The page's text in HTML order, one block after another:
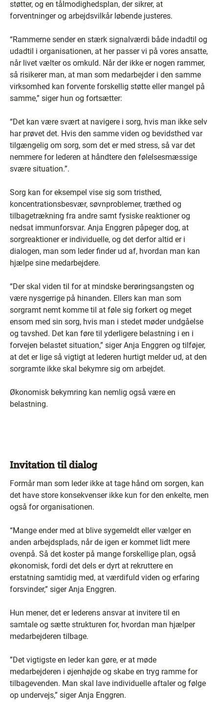
støtter, og en tålmodighedsplan, der sikrer, at
forventninger og arbejdsvilkår løbende justeres.
“Rammerne sender en stærk signalværdi både indadtil og
udadtil i organisationen, at her passer vi på vores ansatte,
når livet vælter os omkuld. Når der ikke er nogen rammer,
så risikerer man, at man som medarbejder i den samme
virksomhed kan forvente forskellig støtte eller mangel på
samme,” siger hun og fortsætter:
“Det kan være svært at navigere i sorg, hvis man ikke selv
har prøvet det. Hvis den samme viden og bevidsthed var
tilgængelig om sorg, som det er med stress, så var det
nemmere for lederen at håndtere den følelsesmæssige
svære situation.”.
Sorg kan for eksempel vise sig som tristhed,
koncentrationsbesvær, søvnproblemer, træthed og
tilbagetrækning fra andre samt fysiske reaktioner og
nedsat immunforsvar. Anja Enggren påpeger dog, at
sorgreaktioner er individuelle, og det derfor altid er i
dialogen, man som leder finder ud af, hvordan man kan
hjælpe sine medarbejdere.
“Der skal viden til for at mindske berøringsangsten og
være nysgerrige på hinanden. Ellers kan man som
sorgramt nemt komme til at føle sig forkert og meget
ensom med sin sorg, hvis man i stedet møder undgåelse
og tavshed. Det kan føre til yderligere belastning i en i
forvejen belastet situation,” siger Anja Enggren og tilføjer,
at det er lige så vigtigt at lederen hurtigt melder ud, at den
sorgramte ikke skal bekymre sig om arbejdet.
Økonomisk bekymring kan nemlig også være en
belastning.
Invitation til dialog
Formår man som leder ikke at tage hånd om sorgen, kan
det have store konsekvenser ikke kun for den enkelte, men
også for organisationen.
“Mange ender med at blive sygemeldt eller vælger en
anden arbejdsplads, når de igen er kommet lidt mere
ovenpå. Så det koster på mange forskellige plan, også
økonomisk, fordi det dels er dyrt at rekruttere en
erstatning samtidig med, at værdifuld viden og erfaring
forsvinder,” siger Anja Enggren.
Hun mener, det er lederens ansvar at invitere til en
samtale og sætte strukturen for, hvordan man hjælper
medarbejderen tilbage.
”Det vigtigste en leder kan gøre, er at møde
medarbejderen i øjenhøjde og skabe en tryg ramme for
tilbagevenden. Man skal lave individuelle aftaler og følge
op undervejs,” siger Anja Enggren.